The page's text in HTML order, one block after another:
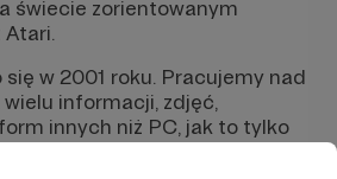
świecie zorientowanym
się w 2001 roku. Pracujemy nad
informacji, zdjęć,
innych niż PC, jak to tylko